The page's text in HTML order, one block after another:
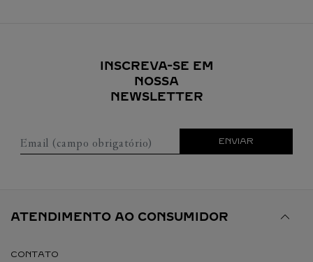
INSCREVA-SE EM
NOSSA
NEWSLETTER
Email (campo obrigatório) ENVIAR
ATENDIMENTO AO CONSUMIDOR
CONTATO